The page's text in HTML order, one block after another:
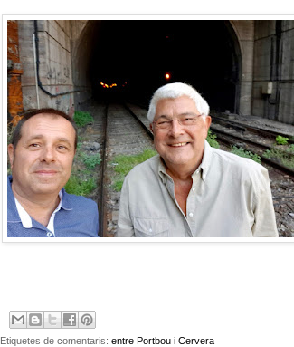
Etiquetes de comentaris: entre Portbou i Cervera